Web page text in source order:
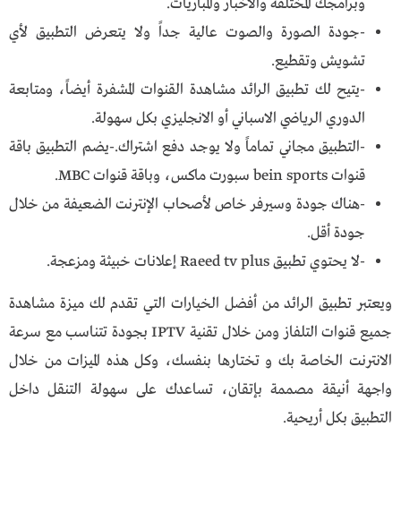
وبرامجك المختلفة والأخبار والمباريات.
-جودة الصورة والصوت عالية جداً ولا يتعرض التطبيق لأي
تشويش وتقطيع.
-يتيح لك تطبيق الرائد مشاهدة القنوات المشفرة أيضاً، ومتابعة
الدوري الرياضي الاسباني أو الانجليزي بكل سهولة.
-التطبيق مجاني تماماً ولا يوجد دفع اشتراك.-يضم التطبيق باقة
قنوات bein sports سبورت ماكس، وباقة قنوات MBC.
-هناك جودة وسيرفر خاص لأصحاب الإنترنت الضعيفة من خلال
جودة أقل.
-لا يحتوي تطبيق Raeed tv plus إعلانات خبيثة ومزعجة.
ويعتبر تطبيق الرائد من أفضل الخيارات التي تقدم لك ميزة مشاهدة
جميع قنوات التلفاز ومن خلال تقنية IPTV بجودة تتناسب مع سرعة
الانترنت الخاصة بك و تختارها بنفسك، وكل هذه الميزات من خلال
واجهة أنيقة مصممة بإتقان، تساعدك على سهولة التنقل داخل
التطبيق بكل أريحية.